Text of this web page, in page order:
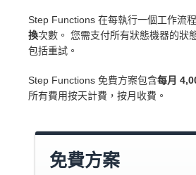
Step Functions 在每執行一個工作流
換次數。 您需支付所有狀態機器的狀
包括重試。
Step Functions 免費方案包含每月
所有費用按天計費，按月收費。
免費方案